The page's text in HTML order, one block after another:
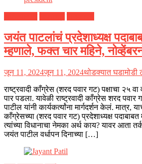
जयंत पाटलांचं प्रदेशाध्यक्ष
म्हणाले, फक्त चार महिने,
जून 11, 2024जून 11, 2024थोडक्यात घडामोडी
राष्ट्रवादी काँग्रेस (शरद पवार गट) पक्षाचा २५
पार पडला. यावेळी राष्ट्रवादी काँग्रेस शरद पवार
पाटील यांनी कार्यकर्त्यांना मार्गदर्शन केलं. मात्र,
काँग्रेसच्या (शरद पवार गट) प्रदेशाध्यक्ष
त्यांच्या विधानाचा नेमका अर्थ काय? यावर आता
जयंत पाटील वर्धापन दिनाच्या […]